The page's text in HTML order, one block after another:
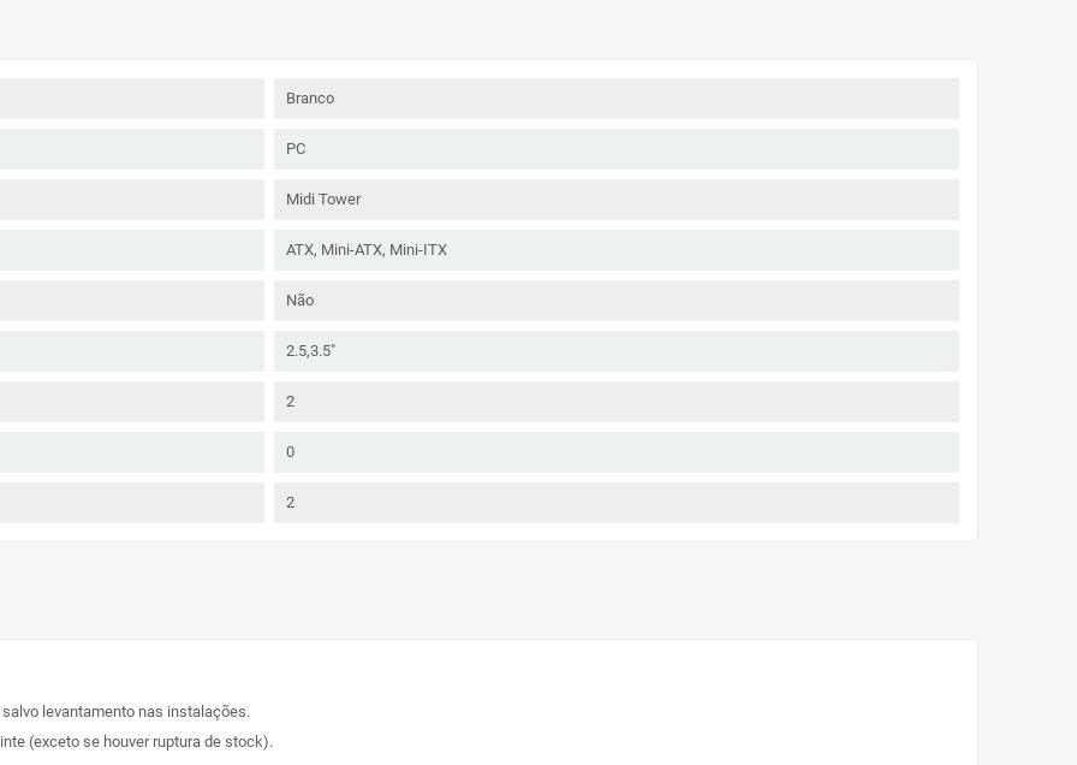
Branco
PC
Midi Tower
ATX, Mini-ATX, Mini-ITX
Não
2.5,3.5"
2
0
2
levantamento nas instalações.
(exceto se houver ruptura de stock).